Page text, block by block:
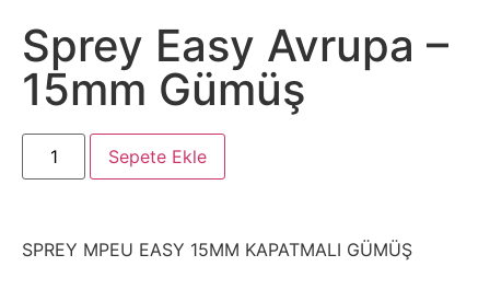
Sprey Easy Avrupa –
15mm Gümüş
Sepete Ekle
SPREY MPEU EASY 15MM KAPATMALI GÜMÜŞ